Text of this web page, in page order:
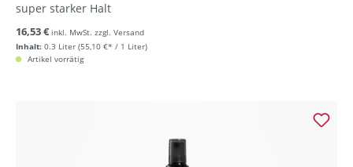
super starker Halt
Inhalt: 0.3 Liter (55,10 €* / 1 Liter)
16,53 € inkl. MwSt. zzgl. Versand
Artikel vorrätig